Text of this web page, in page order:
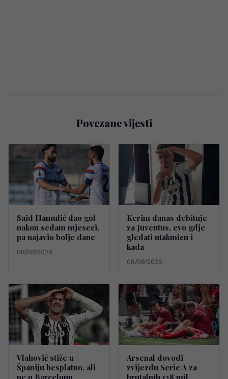
Povezane vijesti
Said Hamulić dao gol
nakon sedam mjeseci,
pa najavio bolje dane
08/08/2026
Kerim danas debituje
za Juventus, evo gdje
gledati utakmicu i
kada
08/08/2026
Vlahović stiže u
Španiju besplatno, ali
ne u Barcelonu
Arsenal dovodi
zvijezdu Serie A za
brutalnih 138 mil.